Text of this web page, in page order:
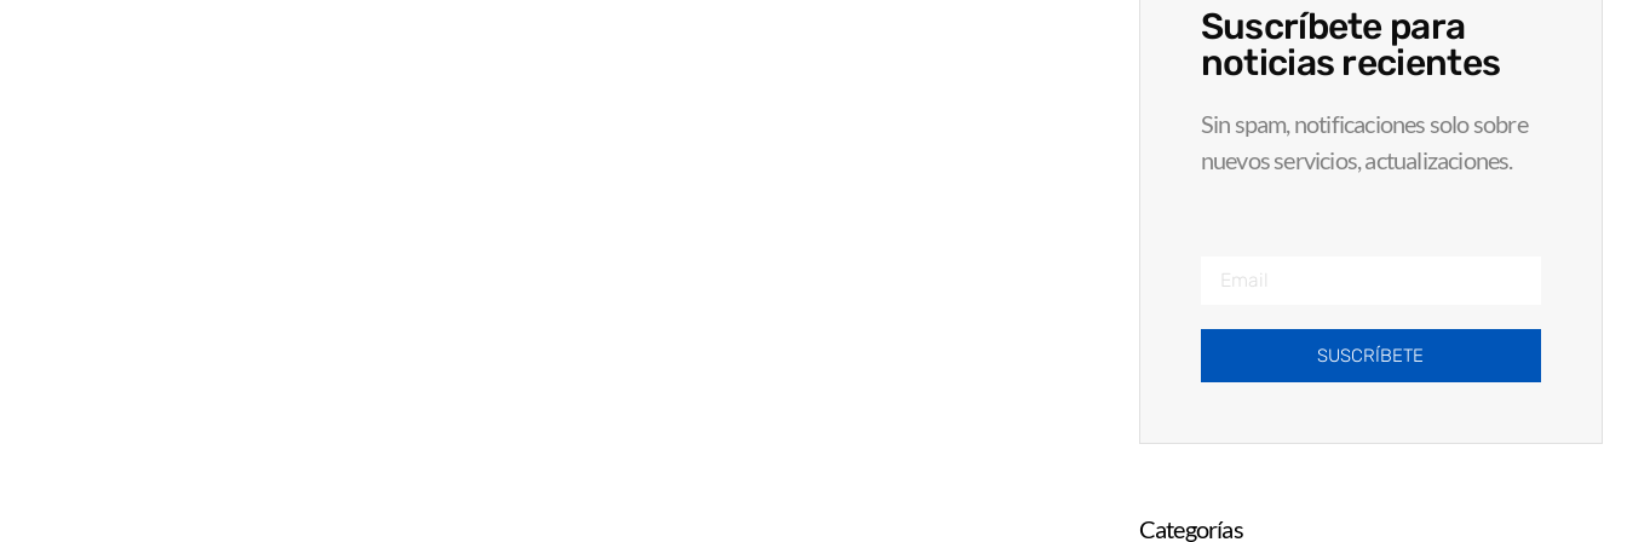
Suscríbete para
noticias recientes
Sin spam, notificaciones solo sobre
nuevos servicios, actualizaciones.
SUSCRÍBETE
Categorías